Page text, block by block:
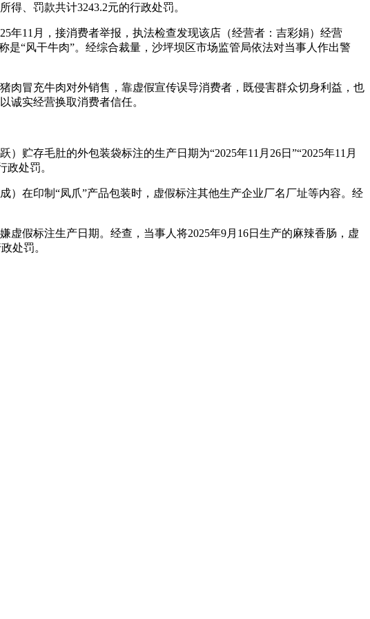
、罚款共计3243.2元的行政处罚。
年11月，接消费者举报，执法检查发现该店（经营者：吉彩娟）经营
“风干牛肉”。经综合裁量，沙坪坝区市场监管局依法对当事人作出警
肉冒充牛肉对外销售，靠虚假宣传误导消费者，既侵害群众切身利益，也
诚实经营换取消费者信任。
贮存毛肚的外包装袋标注的生产日期为“2025年11月26日”“2025年11月
处罚。
）在印制“凤爪”产品包装时，虚假标注其他生产企业厂名厂址等内容。经
假标注生产日期。经查，当事人将2025年9月16日生产的麻辣香肠，虚
处罚。